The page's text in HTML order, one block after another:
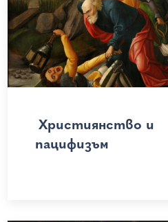
Християнство и
пацифизъм